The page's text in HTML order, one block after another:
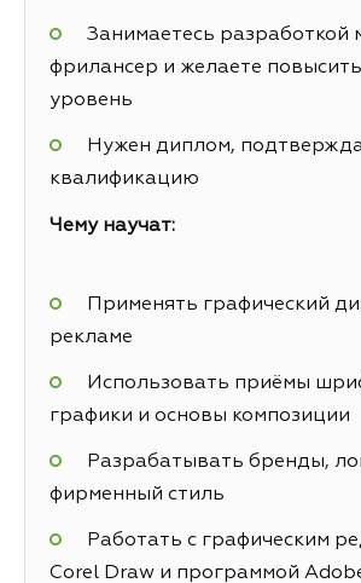
Занимаетесь разработкой
фрилансер и желаете
уровень
Нужен диплом,
квалификацию
Чему научат:
Применять графический
рекламе
Использовать приёмы
графики и основы композиции
Разрабатывать бренды,
фирменный стиль
Работать с графическим
Corel Draw и программой